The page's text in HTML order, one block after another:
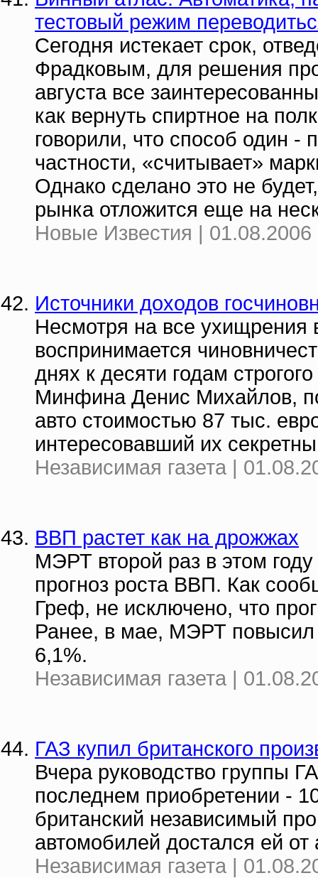
тестовый режим
Сегодня истекает срок,
Фрадковым, для решения
августа все
как вернуть спиртное на
говорили, что способ один -
частности, «считывает»
Однако сделано это не
рынка отложится еще на
Новые Известия | 01.08.2006
Источники доходов
Несмотря на все ухищрения
воспринимается
днях к десяти годам
Минфина Денис Михайлов,
авто стоимостью 87 тыс.
интересовавший их
Независимая газета |
ВВП растет как на дрожжах
МЭРТ второй раз в этом
прогноз роста ВВП. Как
Греф, не исключено, что
Ранее, в мае, МЭРТ повысил
6,1%.
Независимая газета |
ГАЗ купил британского
Вчера руководство группы
последнем приобретении -
британский независимый
автомобилей достался ей
Независимая газета |